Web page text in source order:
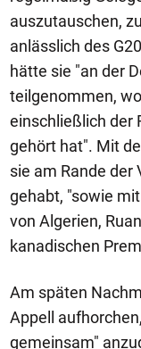
auszutauschen,
anlässlich des
hätte sie "an der
teilgenommen,
einschließlich der
gehört hat". Mit
sie am Rande der
gehabt, "sowie
von Algerien,
kanadischen
Am späten
Appell
gemeinsam"